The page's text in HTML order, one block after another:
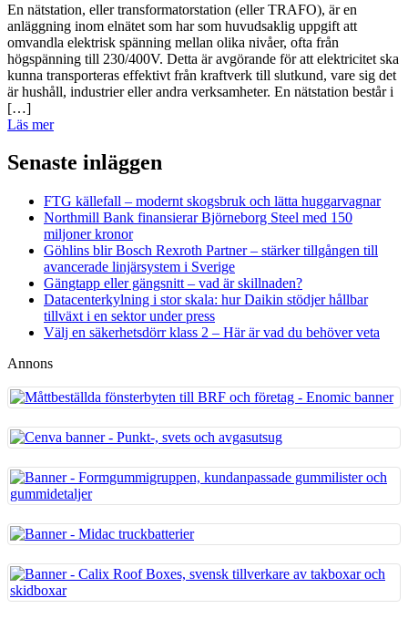
En nätstation, eller transformatorstation (eller TRAFO), är en
anläggning inom elnätet som har som huvudsaklig uppgift att
omvandla elektrisk spänning mellan olika nivåer, ofta från
högspänning till 230/400V. Detta är avgörande för att elektricitet ska
kunna transporteras effektivt från kraftverk till slutkund, vare sig det
är hushåll, industrier eller andra verksamheter. En nätstation består i
[…]
Läs mer
Senaste inläggen
FTG källefall – modernt skogsbruk och lätta huggarvagnar
Northmill Bank finansierar Björneborg Steel med 150
miljoner kronor
Göhlins blir Bosch Rexroth Partner – stärker tillgången till
avancerade linjärsystem i Sverige
Gängtapp eller gängsnitt – vad är skillnaden?
Datacenterkylning i stor skala: hur Daikin stödjer hållbar
tillväxt i en sektor under press
Välj en säkerhetsdörr klass 2 – Här är vad du behöver veta
Annons